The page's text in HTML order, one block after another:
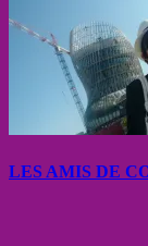
LES AMIS DE